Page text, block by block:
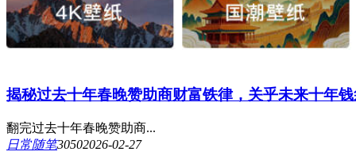
揭秘过去十年春晚赞助商财富铁律，关乎未来十年
翻完过去十年春晚赞助商...
日常随笔30502026-02-27